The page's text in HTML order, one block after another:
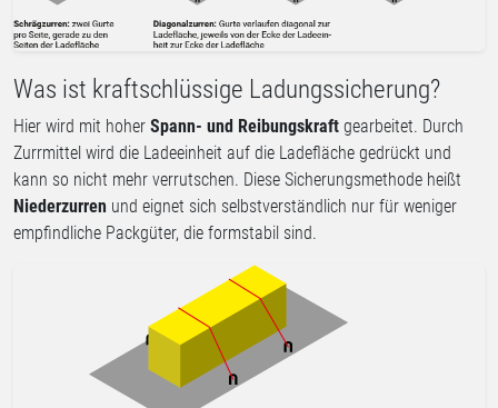
Was ist kraftschlüssige Ladungssicherung?
Hier wird mit hoher Spann- und Reibungskraft gearbeitet. Durch
Zurrmittel wird die Ladeeinheit auf die Ladefläche gedrückt und
kann so nicht mehr verrutschen. Diese Sicherungsmethode heißt
Niederzurren und eignet sich selbstverständlich nur für weniger
empfindliche Packgüter, die formstabil sind.